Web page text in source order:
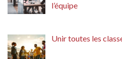
l’équipe
Unir toutes les